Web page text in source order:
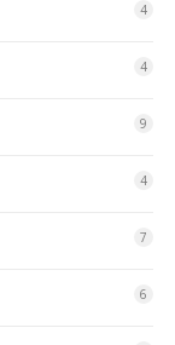
4
4
9
4
7
6